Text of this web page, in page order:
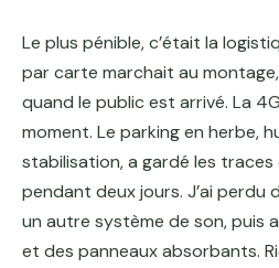
Le plus pénible, c’était la
par carte marchait au
quand le public est arrivé. La
moment. Le parking en herbe,
stabilisation, a gardé les
pendant deux jours. J’ai perdu
un autre système de son, puis
et des panneaux absorbants.